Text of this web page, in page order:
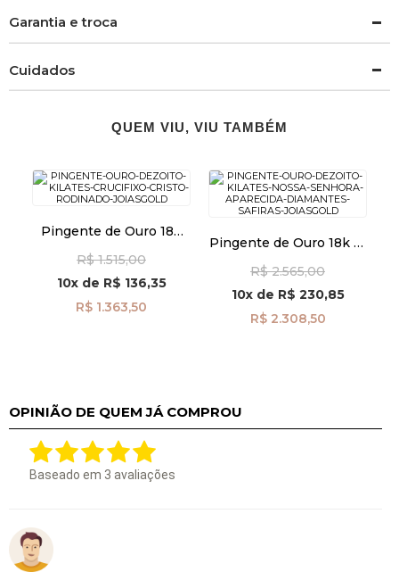
Garantia e troca
Cuidados
QUEM VIU, VIU TAMBÉM
Pingente de Ouro 18k
Rodinado pi24486
R$ 1.515,00
10xde R$ 136,35
R$ 1.363,50
Pingente de Ouro 18k N.
Diamantes e Safiras
pi23679
R$ 2.565,00
10xde R$ 230,85
R$ 2.308,50
OPINIÃO DE QUEM JÁ COMPROU
Baseado em 3 avaliações